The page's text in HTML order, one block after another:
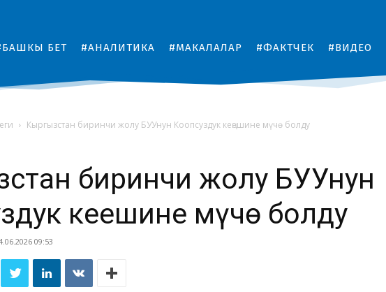
БЕТ #АНАЛИТИКА #МАКАЛАЛАР #ФАКТЧЕК #ВИДЕО
Кыргызстан биринчи жолу БУУнун Коопсуздук кеңешине мүчө болду
биринчи жолу БУУнун
кеңешине мүчө болду
09:53